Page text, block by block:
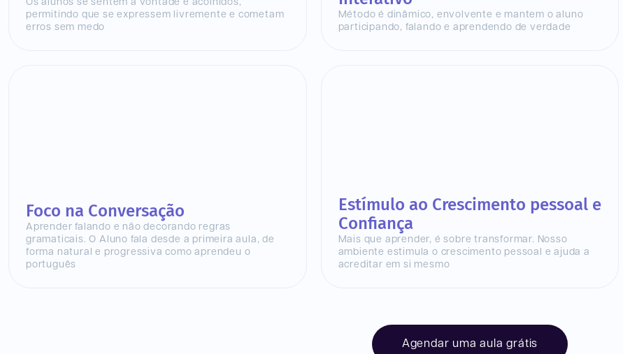
Os alunos se sentem à vontade e acolhidos,
permitindo que se expressem livremente e cometam
erros sem medo
Método é dinâmico, envolvente e mantem o aluno
participando, falando e aprendendo de verdade
Foco na Conversação
Aprender falando e não decorando regras
gramaticais. O Aluno fala desde a primeira aula, de
forma natural e progressiva como aprendeu o
português
Estímulo ao Crescimento pessoal e
Confiança
Mais que aprender, é sobre transformar. Nosso
ambiente estimula o crescimento pessoal e ajuda a
acreditar em si mesmo
Agendar uma aula grátis